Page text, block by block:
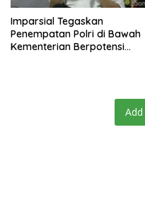
Imparsial Tegaskan
Penempatan Polri di Bawah
Kementerian Berpotensi